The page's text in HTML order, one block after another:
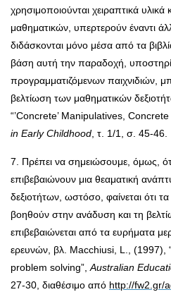
χρησιμοποιούνται χειραπτικά
μαθηματικών, υπερτερούν έναντι
διδάσκονται μόνο μέσα από τα
βάση αυτή την παραδοχή,
προγραμματιζόμενων παιχνιδιών,
βελτίωση των μαθηματικών
“’Concrete’ Manipulatives, Concrete
in Early Childhood , τ. 1/1, σ. 45-46.
7. Πρέπει να σημειώσουμε, όμως,
επιβεβαιώνουν μια θεαματική
δεξιοτήτων, ωστόσο, φαίνεται ότι
βοηθούν στην ανάδυση και τη
επιβεβαιώνεται από τα ευρήματα
ερευνών, βλ. Macchiusi, L., (1997),
problem solving”, Australian
27-30, διαθέσιμο από http://fw2.gr/